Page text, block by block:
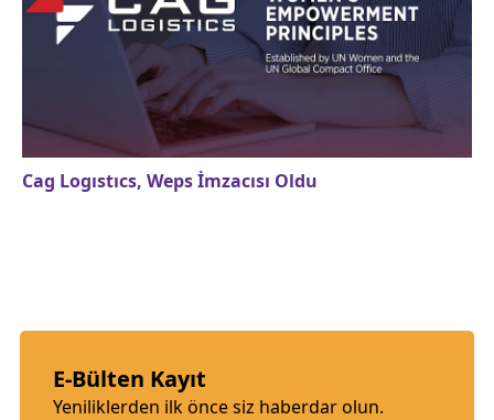
Cag Logıstıcs, Weps İmzacısı Oldu
E-Bülten Kayıt
Yeniliklerden ilk önce siz haberdar olun.